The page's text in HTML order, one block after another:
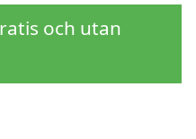
och utan